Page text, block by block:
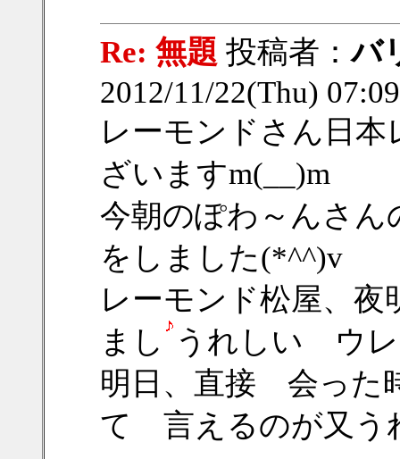
Re: 無題 投稿者：バ
2012/11/22(Thu)
レーモンドさん日
ざいますm(__)m
今朝のぽわ～んさん
をしました(*^^)v
レーモンド松屋、
まし うれしい ウ
明日、直接 会った
て 言えるのが又う